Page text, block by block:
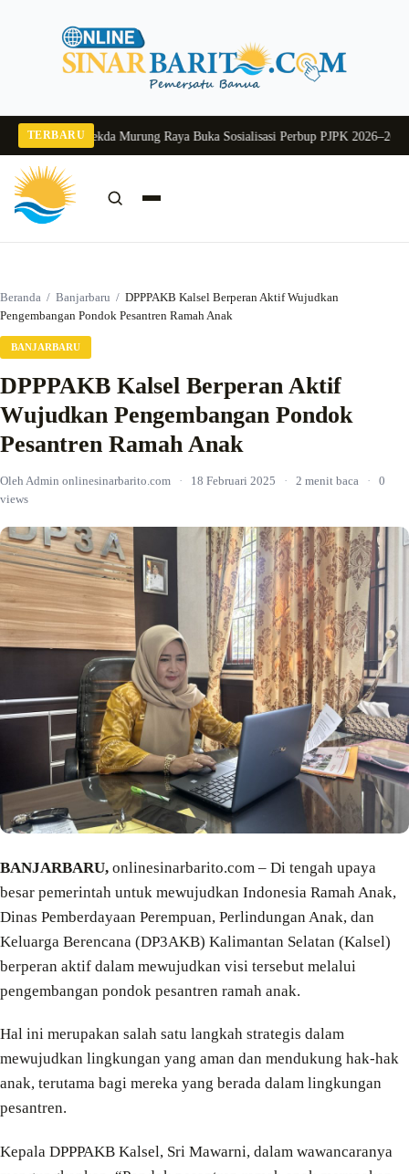
TERBARU
2026Pj Sekda Murung Raya Buka Sosialisasi Perbup PJPK 2026–2030
Beranda / Banjarbaru / DPPPAKB Kalsel Berperan Aktif Wujudkan
Pengembangan Pondok Pesantren Ramah Anak
BANJARBARU
DPPPAKB Kalsel Berperan Aktif
Wujudkan Pengembangan Pondok
Pesantren Ramah Anak
Oleh Admin onlinesinarbarito.com · 18 Februari 2025 · 2 menit baca ·
0
views
BANJARBARU, onlinesinarbarito.com – Di tengah upaya
besar pemerintah untuk mewujudkan Indonesia Ramah Anak,
Dinas Pemberdayaan Perempuan, Perlindungan Anak, dan
Keluarga Berencana (DP3AKB) Kalimantan Selatan (Kalsel)
berperan aktif dalam mewujudkan visi tersebut melalui
pengembangan pondok pesantren ramah anak.
Hal ini merupakan salah satu langkah strategis dalam
mewujudkan lingkungan yang aman dan mendukung hak-hak
anak, terutama bagi mereka yang berada dalam lingkungan
pesantren.
Kepala DPPPAKB Kalsel, Sri Mawarni, dalam wawancaranya